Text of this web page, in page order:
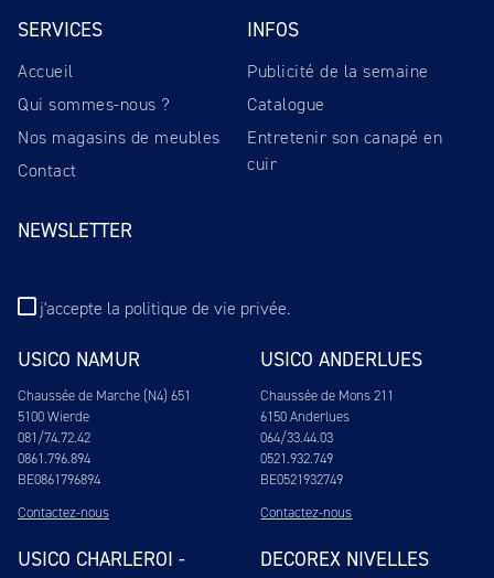
SERVICES
Accueil
Qui sommes-nous ?
Nos magasins de meubles
Contact
INFOS
Publicité de la semaine
Catalogue
Entretenir son canapé en
cuir
NEWSLETTER
j'accepte la politique de vie privée.
USICO NAMUR
Chaussée de Marche (N4) 651
5100 Wierde
081/74.72.42
0861.796.894
BE0861796894
Contactez-nous
USICO ANDERLUES
Chaussée de Mons 211
6150 Anderlues
064/33.44.03
0521.932.749
BE0521932749
Contactez-nous
USICO CHARLEROI -
DECOREX NIVELLES